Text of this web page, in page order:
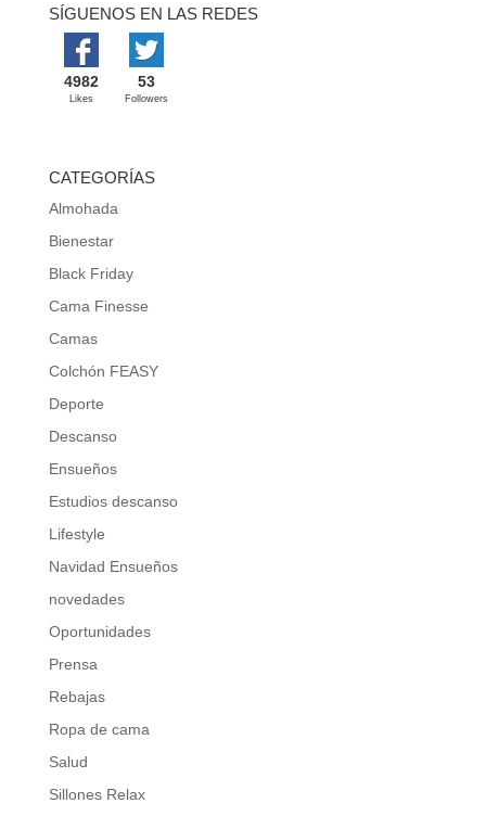
SÍGUENOS EN LAS REDES
4982
Likes
53
Followers
CATEGORÍAS
Almohada
Bienestar
Black Friday
Cama Finesse
Camas
Colchón FEASY
Deporte
Descanso
Ensueños
Estudios descanso
Lifestyle
Navidad Ensueños
novedades
Oportunidades
Prensa
Rebajas
Ropa de cama
Salud
Sillones Relax